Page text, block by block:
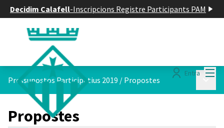
Decidim Calafell-Inscripcions Registre Participants PAM
Entra
Pressupostos Participatius 2019 / Propostes
Propostes